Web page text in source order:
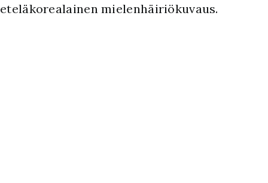
eteläkorealainen mielenhäiriökuvaus.